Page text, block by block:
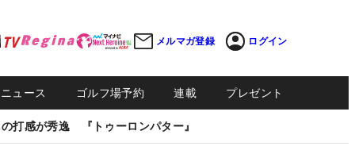
メルマガ登録 ログイン
ュース ゴルフ場予約 連載 プレゼント
打感が秀逸 『トゥーロンパター』